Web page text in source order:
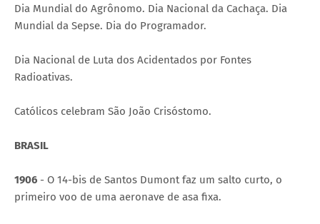
Dia Mundial do Agrônomo. Dia Nacional da Cachaça. Dia
Mundial da Sepse. Dia do Programador.
Dia Nacional de Luta dos Acidentados por Fontes
Radioativas.
Católicos celebram São João Crisóstomo.
BRASIL
1906 - O 14-bis de Santos Dumont faz um salto curto, o
primeiro voo de uma aeronave de asa fixa.